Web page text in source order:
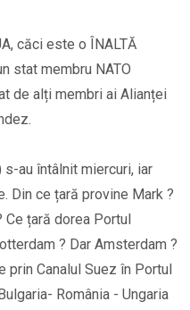
căci este o ÎNALTĂ
stat membru NATO
de alți membri ai Alianței
au întâlnit miercuri, iar
Din ce țară provine Mark ?
Ce țară dorea Portul
? Dar Amsterdam ?
prin Canalul Suez în Portul
România - Ungaria